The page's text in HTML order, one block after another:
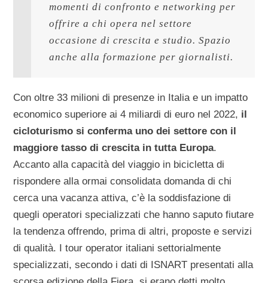
momenti di confronto e networking per
offrire a chi opera nel settore
occasione di crescita e studio. Spazio
anche alla formazione per giornalisti.
Con oltre 33 milioni di presenze in Italia e un impatto
economico superiore ai 4 miliardi di euro nel 2022, il
cicloturismo si conferma uno dei settore con il
maggiore tasso di crescita in tutta Europa.
Accanto alla capacità del viaggio in bicicletta di
rispondere alla ormai consolidata domanda di chi
cerca una vacanza attiva, c’è la soddisfazione di
quegli operatori specializzati che hanno saputo fiutare
la tendenza offrendo, prima di altri, proposte e servizi
di qualità. I tour operator italiani settorialmente
specializzati, secondo i dati di ISNART presentati alla